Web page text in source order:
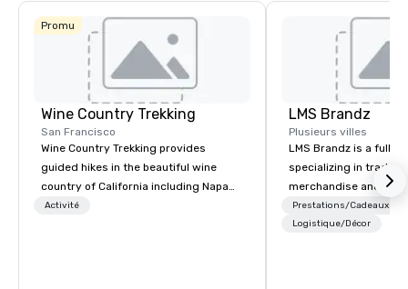
Promu
Wine Country Trekking
San Francisco
Wine Country Trekking provides
guided hikes in the beautiful wine
country of California including Napa
and Sonoma Valleys. These
Activité
LMS Brandz
Plusieurs villes
LMS Brandz is a full-
specializing in trade
merchandise and
booth giveaways and
to executive gifting,
Prestations/Cadeaux
Logistique/Décor